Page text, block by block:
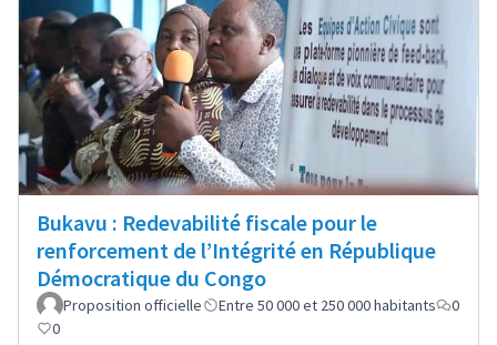
Bukavu : Redevabilité fiscale pour le
renforcement de l’Intégrité en République
Démocratique du Congo
Proposition officielle Entre 50 000 et 250 000 habitants
0
0